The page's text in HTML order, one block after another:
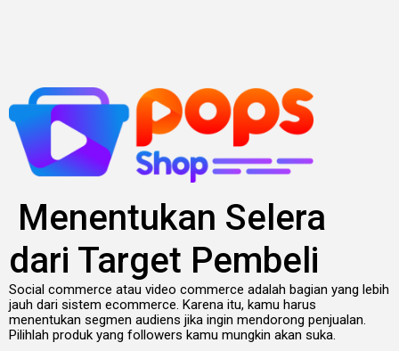
konten
Menentukan Selera
dari Target Pembeli
Social commerce atau video commerce adalah bagian yang lebih
jauh dari sistem ecommerce. Karena itu, kamu harus
menentukan segmen audiens jika ingin mendorong penjualan.
Pilihlah produk yang followers kamu mungkin akan suka.